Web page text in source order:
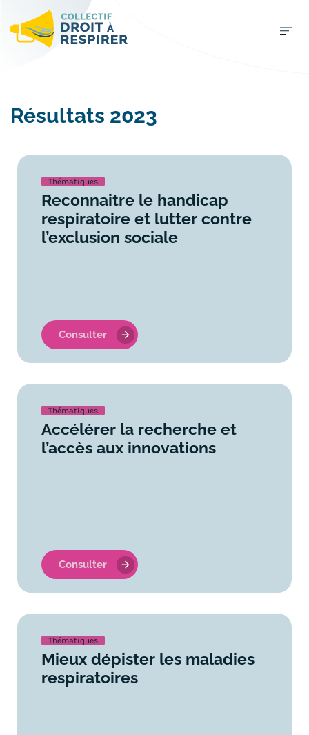
Résultats 2023
Thématiques
Reconnaitre le handicap
respiratoire et lutter contre
l’exclusion sociale
Consulter
Thématiques
Accélérer la recherche et
l’accès aux innovations
Consulter
Thématiques
Mieux dépister les maladies
respiratoires